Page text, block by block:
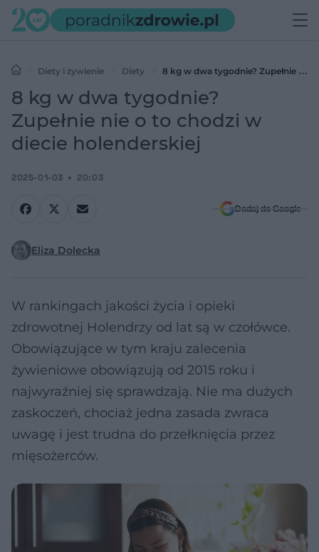
Diety i żywienie Diety
8 kg w dwa tygodnie? Zupełnie nie
o to chodzi w diecie holenderskiej
8 kg w dwa tygodnie?
Zupełnie nie o to chodzi w
diecie holenderskiej
2025-01-03 20:03
Dodaj do Google
Eliza Dolecka
W rankingach jakości życia i opieki
zdrowotnej Holendrzy od lat są w czołówce.
Obowiązujące w tym kraju zalecenia
żywieniowe obowiązują od 2015 roku i
najwyraźniej się sprawdzają. Nie ma dużych
zaskoczeń, chociaż jedna zasada zwraca
uwagę i jest trudna do przełknięcia przez
mięsożerców.